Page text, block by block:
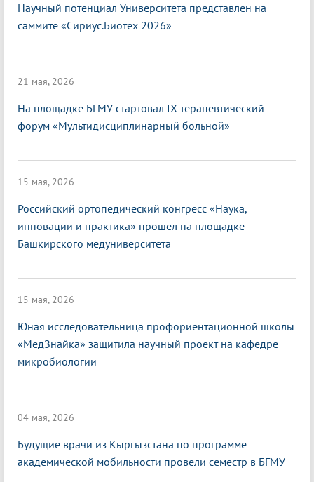
Научный потенциал Университета представлен на
саммите «Сириус.Биотех 2026»
21 мая, 2026
На площадке БГМУ стартовал IX терапевтический
форум «Мультидисциплинарный больной»
15 мая, 2026
Российский ортопедический конгресс «Наука,
инновации и практика» прошел на площадке
Башкирского медуниверситета
15 мая, 2026
Юная исследовательница профориентационной школы
«МедЗнайка» защитила научный проект на кафедре
микробиологии
04 мая, 2026
Будущие врачи из Кыргызстана по программе
академической мобильности провели семестр в БГМУ